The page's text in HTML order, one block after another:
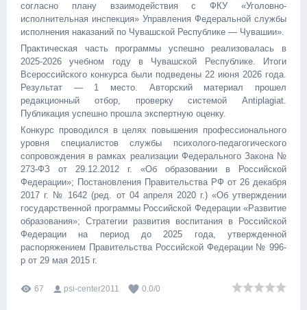
согласно плану взаимодействия с ФКУ «Уголовно-
исполнительная инспекция» Управления Федеральной службы
исполнения наказаний по Чувашской Республике — Чувашии».
Практическая часть программы успешно реализовалась в
2025-2026 учебном году в Чувашской Республике. Итоги
Всероссийского конкурса были подведены 22 июня 2026 года.
Результат — 1 место. Авторский материал прошел
редакционный отбор, проверку системой Antiplagiat.
Публикация успешно прошла экспертную оценку.
Конкурс проводился в целях повышения профессионального
уровня специалистов службы психолого-педагогического
сопровождения в рамках реализации Федерального Закона №
273-ФЗ от 29.12.2012 г. «Об образовании в Российской
Федерации»; Постановления Правительства РФ от 26 декабря
2017 г. № 1642 (ред. от 04 апреля 2020 г.) «Об утверждении
государственной программы Российской Федерации «Развитие
образования»; Стратегии развития воспитания в Российской
Федерации на период до 2025 года, утвержденной
распоряжением Правительства Российской Федерации № 996-
р от 29 мая 2015 г.
67 psi-center2011 0.0/0